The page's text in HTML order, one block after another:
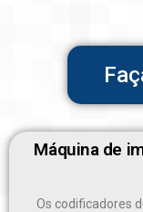
Máquina de
Os codificadores